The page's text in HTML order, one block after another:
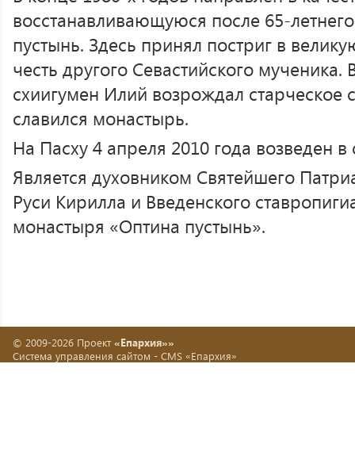
восстанавливающуюся после 65-
пустынь. Здесь принял постриг в
честь другого Севастийского мученика.
схиигумен Илий возрождал старческое
славился монастырь.
На Пасху 4 апреля 2010 года возведен
Является духовником Святейшего
Руси Кирилла и Введенского
монастыря «Оптина пустынь».
© 2009-2026 Проект «Епархия»»
Система управления сайтом - CMS «Епархия»